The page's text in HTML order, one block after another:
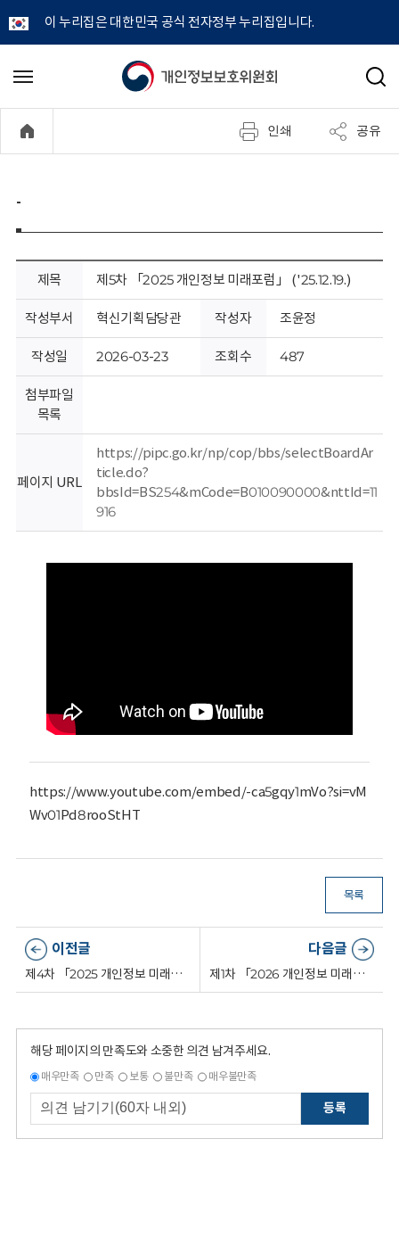
이 누리집은 대한민국 공식 전자정부 누리집입니다.
개
정
보
호
위
원
메
기
검
인쇄 공유
-
제목 제5차 「2025 개인정보 미래포럼」 ('25.12.19.)
작성부서 혁신기획담당관 작성자 조윤정
작성일 2026-03-23 조회수 487
첨부파일
목록
페이지 URL
https://pipc.go.kr/np/cop/bbs/selectBoardAr
ticle.do?
bbsId=BS254&mCode=B010090000&nttId=11
916
https://www.youtube.com/embed/-ca5gqy1mVo?si=vM
Wv01Pd8rooStHT
목록
이전글
제4차 「2025 개인정보 미래포럼」 ('25.8.20.)
다음글
제1차 「2026 개인정보 미래포럼」 ('26.3.19.)
해당 페이지의 만족도와 소중한 의견 남겨주세요.
매우만족 만족 보통 불만족 매우불만족
등록